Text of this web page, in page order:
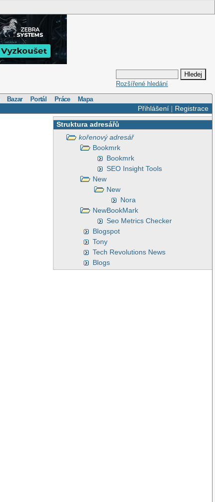
Rozšířené hledání
Bazar Portál Práce Mapa
Přihlášení| Registrace
Struktura adresářů
kořenový adresář
Bookmrk
Bookmrk
SEO Insight Tools
New
New
Nora
NewBookMark
Seo Metrics Checker
Blogspot
Tony
Tech Revolutions News
Blogs